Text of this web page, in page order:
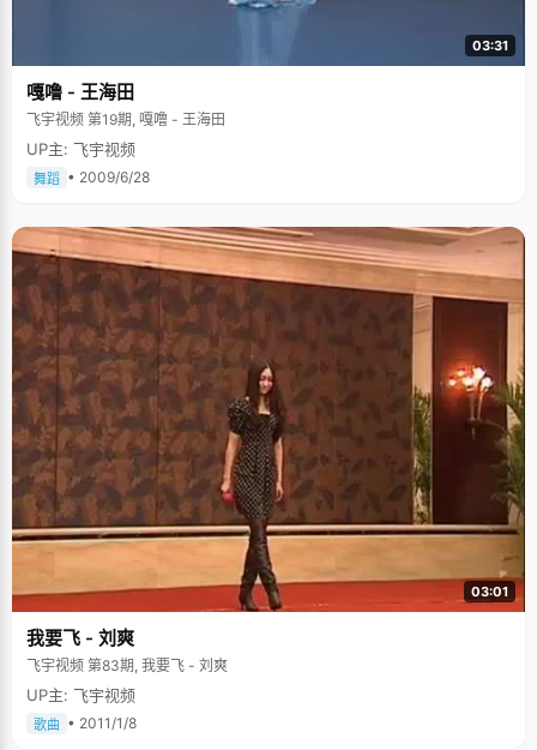
03:31
嘎噜 - 王海田
飞宇视频 第19期, 嘎噜 - 王海田
UP主: 飞宇视频
舞蹈 • 2009/6/28
03:01
我要飞 - 刘爽
飞宇视频 第83期, 我要飞 - 刘爽
UP主: 飞宇视频
歌曲 • 2011/1/8